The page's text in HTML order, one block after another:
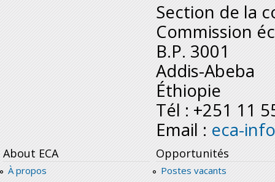
Section de la
Commission
B.P. 3001
Addis-Abeba
Éthiopie
Tél : +251 11
Email : eca-
About ECA
À propos
Opportunités
Postes vacants